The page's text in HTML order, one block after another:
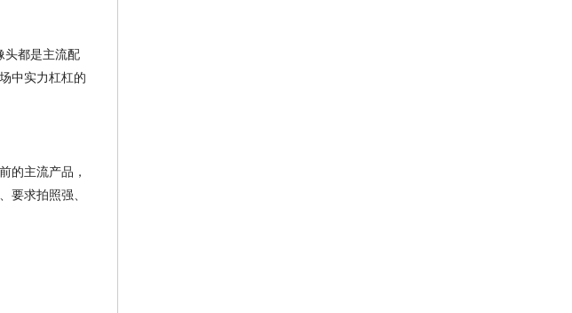
头都是主流配
中实力杠杠的
的主流产品，
要求拍照强、